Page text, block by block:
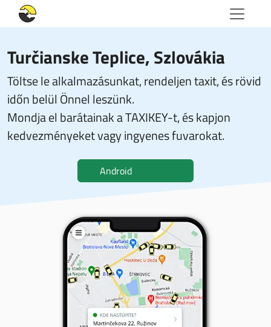
Turčianske Teplice, Szlovákia
Töltse le alkalmazásunkat, rendeljen taxit, és rövid
időn belül Önnel leszünk.
Mondja el barátainak a TAXIKEY-t, és kapjon
kedvezményeket vagy ingyenes fuvarokat.
Android